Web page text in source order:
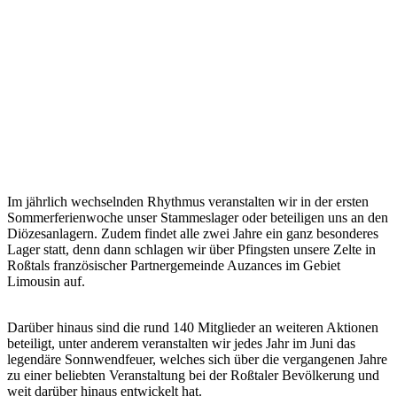
Im jährlich wechselnden Rhythmus veranstalten wir in der ersten
Sommerferienwoche unser Stammeslager oder beteiligen uns an den
Diözesanlagern. Zudem findet alle zwei Jahre ein ganz besonderes
Lager statt, denn dann schlagen wir über Pfingsten unsere Zelte in
Roßtals französischer Partnergemeinde Auzances im Gebiet
Limousin auf.
Darüber hinaus sind die rund 140 Mitglieder an weiteren Aktionen
beteiligt, unter anderem veranstalten wir jedes Jahr im Juni das
legendäre Sonnwendfeuer, welches sich über die vergangenen Jahre
zu einer beliebten Veranstaltung bei der Roßtaler Bevölkerung und
weit darüber hinaus entwickelt hat.